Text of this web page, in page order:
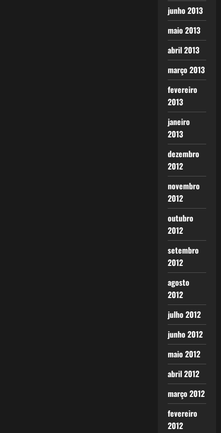
junho 2013
maio 2013
abril 2013
março 2013
fevereiro
2013
janeiro
2013
dezembro
2012
novembro
2012
outubro
2012
setembro
2012
agosto
2012
julho 2012
junho 2012
maio 2012
abril 2012
março 2012
fevereiro
2012